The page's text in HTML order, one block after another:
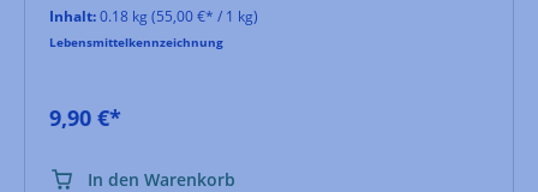
Inhalt:0.18 kg (55,00 €* / 1 kg)
Lebensmittelkennzeichnung
9,90 €*
In den Warenkorb